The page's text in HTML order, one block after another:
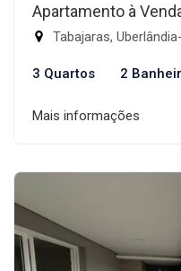
Apartamento à
Tabajaras,
3 Quartos 2
Mais informações